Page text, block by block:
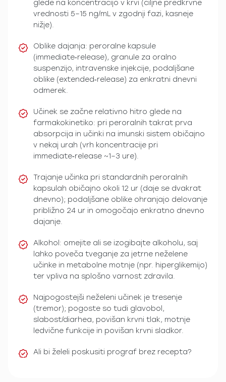
glede na koncentracijo v krvi (ciljne predkrvne
vrednosti 5–15 ng/mL v zgodnji fazi, kasneje
nižje).
Oblike dajanja: peroralne kapsule
(immediate‑release), granule za oralno
suspenzijo, intravenske injekcije, podaljšane
oblike (extended‑release) za enkratni dnevni
odmerek.
Učinek se začne relativno hitro glede na
farmakokinetiko: pri peroralnih takrat prva
absorpcija in učinki na imunski sistem običajno
v nekaj urah (vrh koncentracije pri
immediate‑release ~1–3 ure).
Trajanje učinka pri standardnih peroralnih
kapsulah običajno okoli 12 ur (daje se dvakrat
dnevno); podaljšane oblike ohranjajo delovanje
približno 24 ur in omogočajo enkratno dnevno
dajanje.
Alkohol: omejite ali se izogibajte alkoholu, saj
lahko poveča tveganje za jetrne neželene
učinke in metabolne motnje (npr. hiperglikemijo)
ter vpliva na splošno varnost zdravila.
Najpogostejši neželeni učinek je tresenje
(tremor); pogoste so tudi glavobol,
slabost/diarhea, povišan krvni tlak, motnje
ledvične funkcije in povišan krvni sladkor.
Ali bi želeli poskusiti prograf brez recepta?